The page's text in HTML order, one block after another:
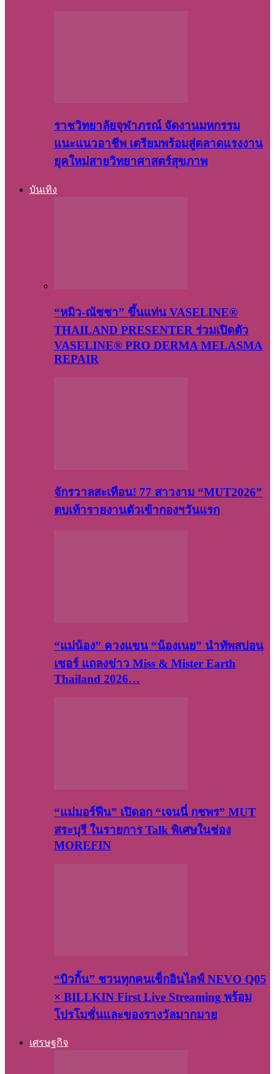
ราชวิทยาลัยจุฬาภรณ์ จัดงานมหกรรม
แนะแนวอาชีพ เตรียมพร้อมสู่ตลาดแรงงาน
ยุคใหม่สายวิทยาศาสตร์สุขภาพ
บันเทิง
“หมิว-ณัชชา” ขึ้นแท่น VASELINE®
THAILAND PRESENTER ร่วมเปิดตัว
VASELINE® PRO DERMA MELASMA
REPAIR
จักรวาลสะเทือน! 77 สาวงาม “MUT2026”
ตบเท้ารายงานตัวเข้ากองฯวันแรก
“แม่น้อง” ควงแขน “น้องเนย” นำทัพสปอน
เซอร์ แถลงข่าว Miss & Mister Earth
Thailand 2026…
“แม่มอร์ฟีน” เปิดอก “เจนนี่ กชพร” MUT
สระบุรี ในรายการ Talk พิเศษในช่อง
MOREFIN
“บิวกิ้น” ชวนทุกคนเช็กอินไลฟ์ NEVO Q05
× BILLKIN First Live Streaming พร้อม
โปรโมชั่นและของรางวัลมากมาย
เศรษฐกิจ